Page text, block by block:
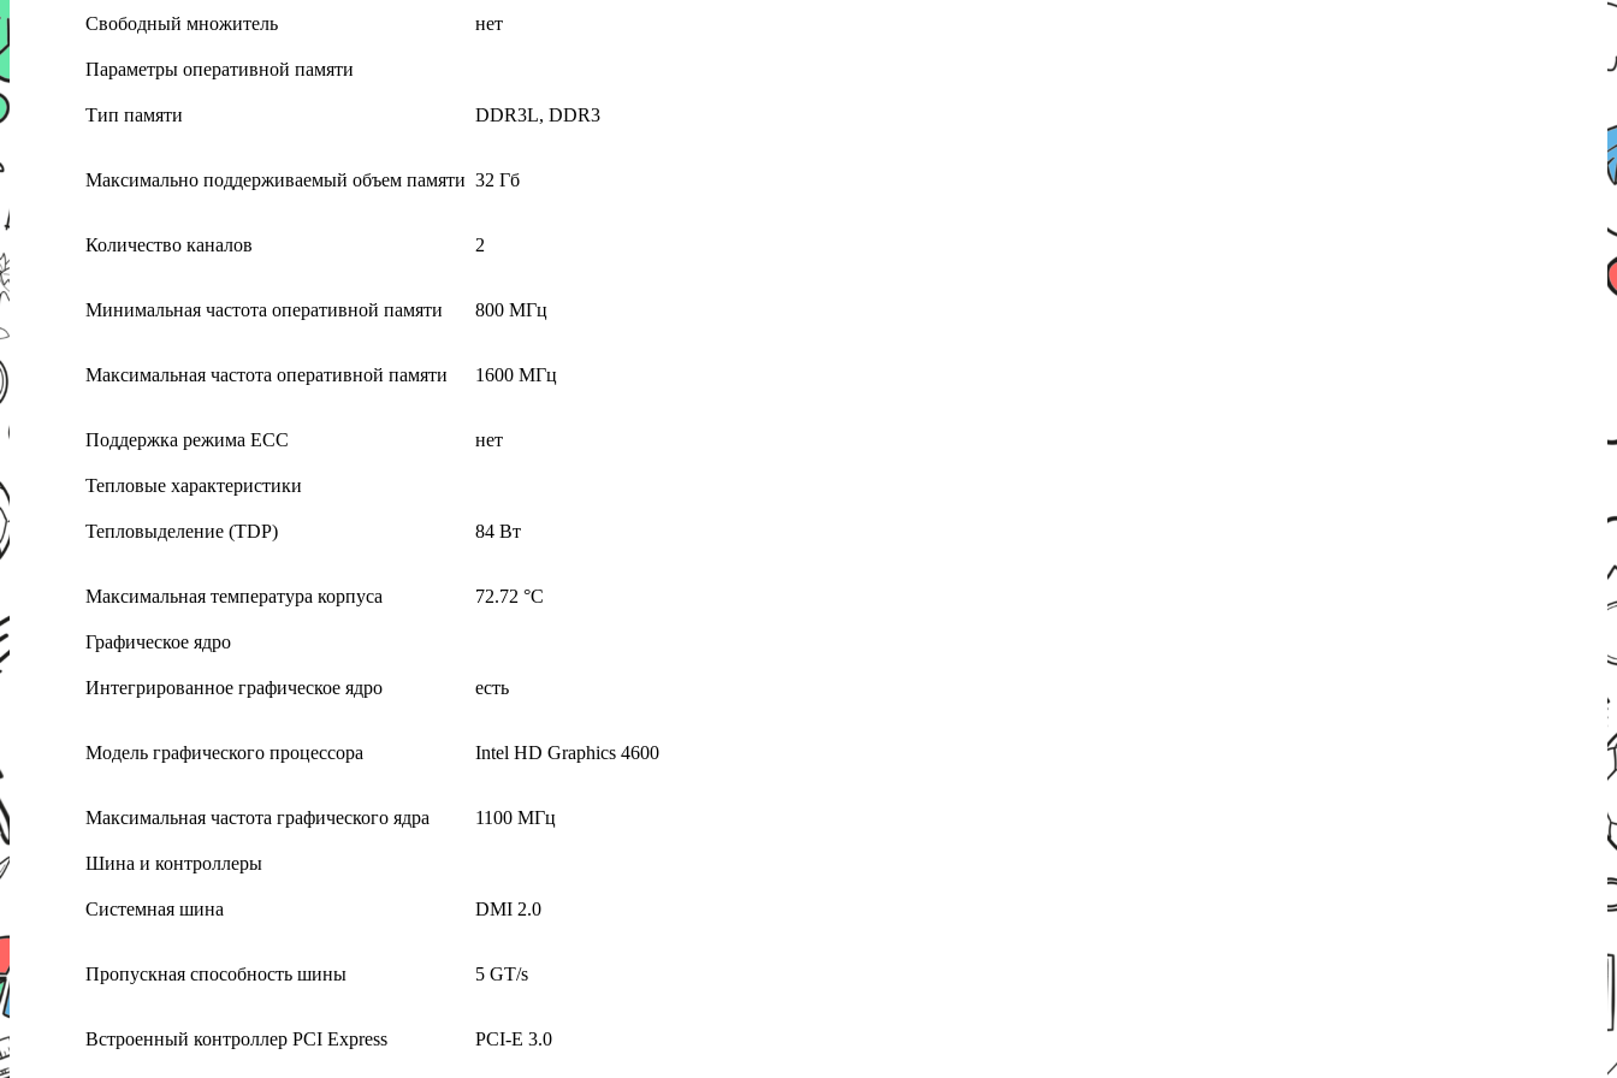
Свободный множитель нет
Параметры оперативной памяти
Тип памяти DDR3L, DDR3
Максимально поддерживаемый объем памяти 32 Гб
Количество каналов 2
Минимальная частота оперативной памяти 800 МГц
Максимальная частота оперативной памяти 1600 МГц
Поддержка режима ECC нет
Тепловые характеристики
Тепловыделение (TDP) 84 Вт
Максимальная температура корпуса 72.72 °C
Графическое ядро
Интегрированное графическое ядро есть
Модель графического процессора Intel HD Graphics 4600
Максимальная частота графического ядра 1100 МГц
Шина и контроллеры
Системная шина DMI 2.0
Пропускная способность шины 5 GT/s
Встроенный контроллер PCI Express PCI-E 3.0